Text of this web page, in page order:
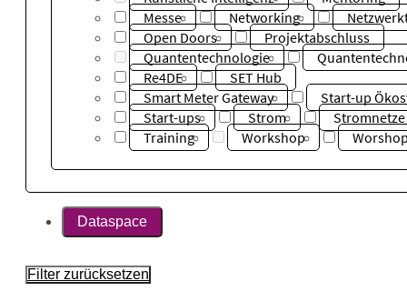
Messe
Networking
Open Doors
Projektabschluss
Quantentechnologie
Re4DE
SET Hub
Smart Meter Gateway
Start-up
Start-ups
Strom
Stromnetze
Training
Workshop
Dataspace
Filter zurücksetzen